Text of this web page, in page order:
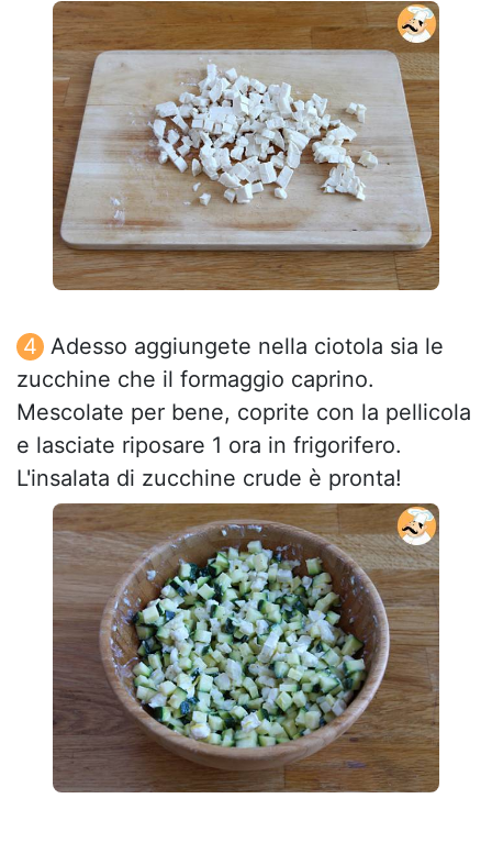
Adesso aggiungete nella ciotola sia le
zucchine che il formaggio caprino.
Mescolate per bene, coprite con la pellicola
e lasciate riposare 1 ora in frigorifero.
L'insalata di zucchine crude è pronta!